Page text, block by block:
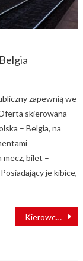
zapewnią we
skierowana
– Belgia, na
mecz, bilet –
je kibice,
Kierowca wjechał pod pociąg. Utrudnienia w Wielkopolsce